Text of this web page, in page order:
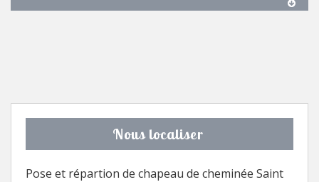
Nous localiser
Pose et répartion de chapeau de cheminée Saint